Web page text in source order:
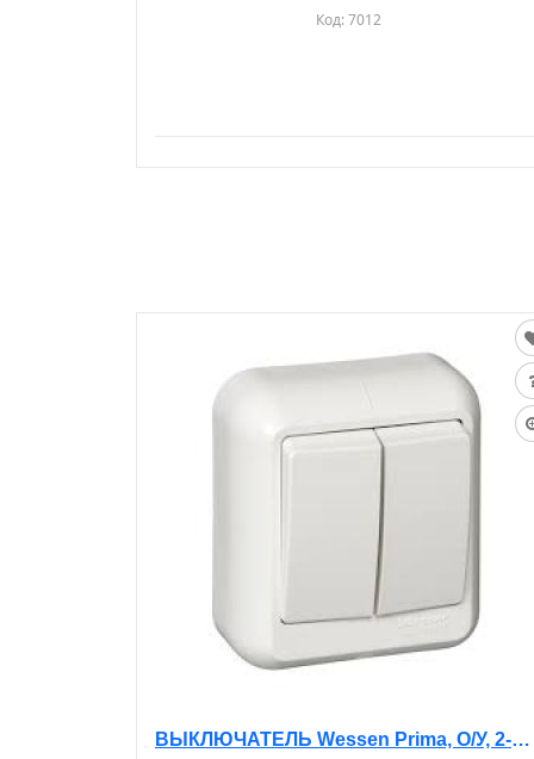
Код:7012
ВЫКЛЮЧАТЕЛЬ Wessen Prima, О/У, 2-КЛ. БЕЛЫЙ, A56-029